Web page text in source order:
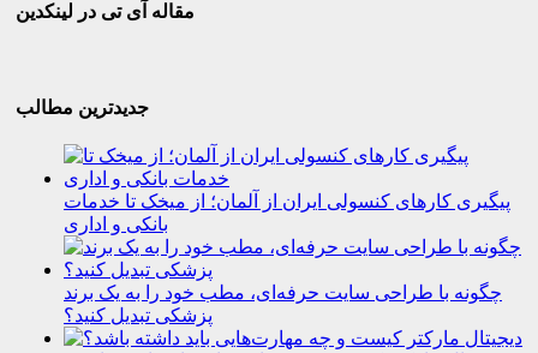
مقاله آی تی در لینکدین
جدیدترین مطالب
پیگیری کارهای کنسولی ایران از آلمان؛ از میخک تا خدمات
بانکی و اداری
چگونه با طراحی سایت حرفه‌ای، مطب خود را به یک برند
پزشکی تبدیل کنید؟